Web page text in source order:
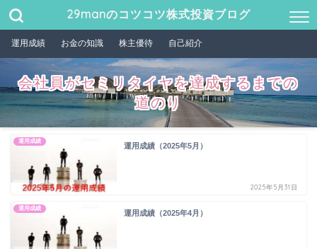
29manのコツコツ株式投資ブログ
運用成績 お金の知識 株主優待 自己紹介
会社員がセミリタイヤを達成するまでの
道のり
運用成績
運用成績（2025年5月）
2025年5月31日
運用成績
運用成績（2025年4月）